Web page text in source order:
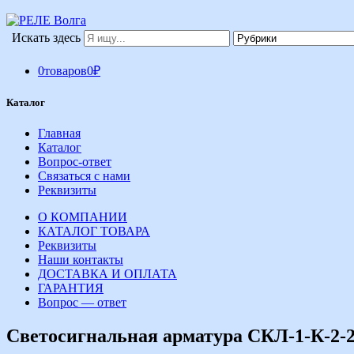
Искать здесь
0товаров0₽
Каталог
Главная
Каталог
Вопрос-ответ
Связаться с нами
Реквизиты
О КОМПАНИИ
КАТАЛОГ ТОВАРА
Реквизиты
Наши контакты
ДОСТАВКА И ОПЛАТА
ГАРАНТИЯ
Вопрос — ответ
Светосигнальная арматура СКЛ-1-К-2-